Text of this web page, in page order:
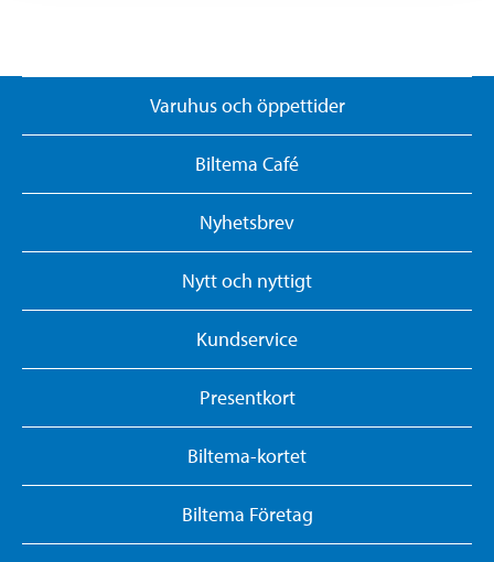
Varuhus och öppettider
Biltema Café
Nyhetsbrev
Nytt och nyttigt
Kundservice
Presentkort
Biltema-kortet
Biltema Företag